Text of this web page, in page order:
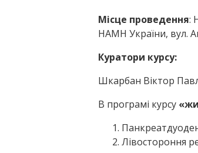
Місце проведення:
НАМН України, вул.
Куратори курсу:
Шкарбан Віктор
В програмі курсу
Лівостороння